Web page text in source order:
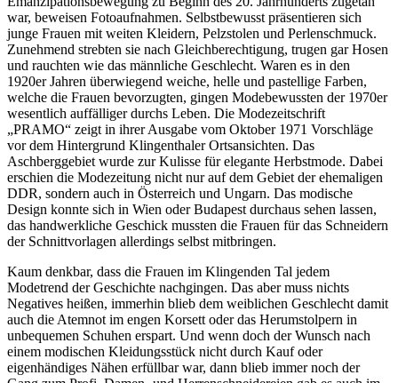
war, beweisen Fotoaufnahmen. Selbstbewusst präsentieren sich
junge Frauen mit weiten Kleidern, Pelzstolen und Perlenschmuck.
Zunehmend strebten sie nach Gleichberechtigung, trugen gar Hosen
und rauchten wie das männliche Geschlecht. Waren es in den
1920er Jahren überwiegend weiche, helle und pastellige Farben,
welche die Frauen bevorzugten, gingen Modebewussten der 1970er
wesentlich auffälliger durchs Leben. Die Modezeitschrift
„PRAMO“ zeigt in ihrer Ausgabe vom Oktober 1971 Vorschläge
vor dem Hintergrund Klingenthaler Ortsansichten. Das
Aschberggebiet wurde zur Kulisse für elegante Herbstmode. Dabei
erschien die Modezeitung nicht nur auf dem Gebiet der ehemaligen
DDR, sondern auch in Österreich und Ungarn. Das modische
Design konnte sich in Wien oder Budapest durchaus sehen lassen,
das handwerkliche Geschick mussten die Frauen für das Schneidern
der Schnittvorlagen allerdings selbst mitbringen.
Kaum denkbar, dass die Frauen im Klingenden Tal jedem
Modetrend der Geschichte nachgingen. Das aber muss nichts
Negatives heißen, immerhin blieb dem weiblichen Geschlecht damit
auch die Atemnot im engen Korsett oder das Herumstolpern in
unbequemen Schuhen erspart. Und wenn doch der Wunsch nach
einem modischen Kleidungsstück nicht durch Kauf oder
eigenhändiges Nähen erfüllbar war, dann blieb immer noch der